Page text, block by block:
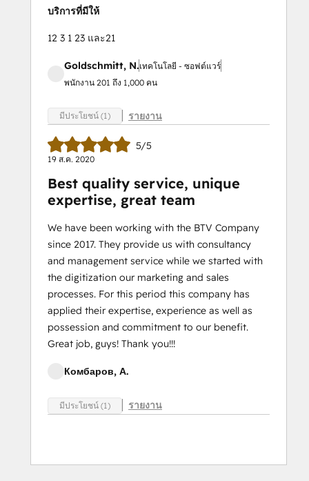
บริการที่มีให้
12 3 1 23 และ21
Goldschmitt, N.เทคโนโลยี - ซอฟต์แวร์
พนักงาน 201 ถึง 1,000 คน
มีประโยชน์ (1) รายงาน
5/5
19 ส.ค. 2020
Best quality service, unique
expertise, great team
We have been working with the BTV Company
since 2017. They provide us with consultancy
and management service while we started with
the digitization our marketing and sales
processes. For this period this company has
applied their expertise, experience as well as
possession and commitment to our benefit.
Great job, guys! Thank you!!!
Комбаров, А.
มีประโยชน์ (1) รายงาน